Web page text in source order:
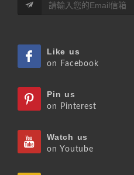
Like us
on Facebook
Pin us
on Pinterest
Watch us
on Youtube